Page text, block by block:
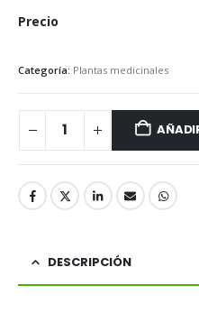
Precio
Categoría: Plantas medicinales
DESCRIPCIÓN